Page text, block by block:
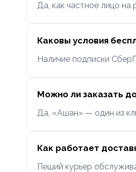
Да, как частное лицо на
Каковы условия
Наличие подписки
Можно ли заказать
Да, «Ашан» — один из
Как работает
Пеший курьер